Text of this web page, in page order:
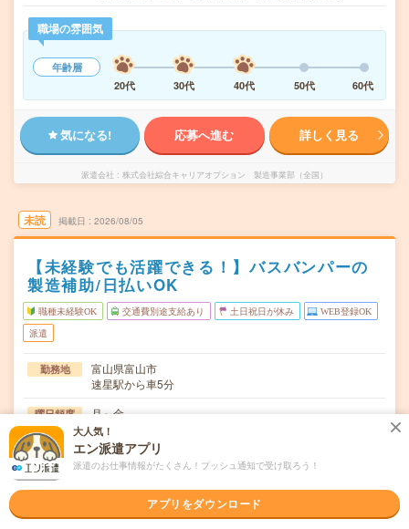
職場の雰囲気
年齢層
20代
30代 40代 50代 60代
気になる! 応募へ進む 詳しく見る
派遣会社 株式会社綜合キャリアオプション 製造事業部（全国）
未読 掲載日 2026/08/05
【未経験でも活躍できる！】バスバンパーの
製造補助/日払いOK
職種未経験OK 交通費別途支給あり 土日祝日が休み WEB登録OK
派遣
勤務地
富山県富山市
速星駅から車5分
曜日頻度 月～金
時間 08:30～17:15
期間 長期でお仕事できる方、大歓迎！
時給1400円
大人気！
エン派遣アプリ
派遣のお仕事情報がたくさん！プッシュ通知で受け取ろう！
アプリをダウンロード